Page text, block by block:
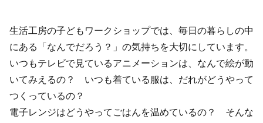
生活工房の子どもワークショップでは、毎日の暮らしの中
にある「なんでだろう？」の気持ちを大切にしています。
いつもテレビで見ているアニメーションは、なんで絵が動
いてみえるの？ いつも着ている服は、だれがどうやって
つくっているの？
電子レンジはどうやってごはんを温めているの？ そんな